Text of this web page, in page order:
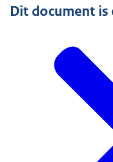
Dit document is